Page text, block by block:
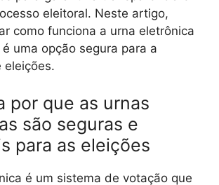
eleitoral. Neste artigo,
como funciona a urna eletrônica
uma opção segura para a
eleições.
por que as urnas
são seguras e
para as eleições
é um sistema de votação que